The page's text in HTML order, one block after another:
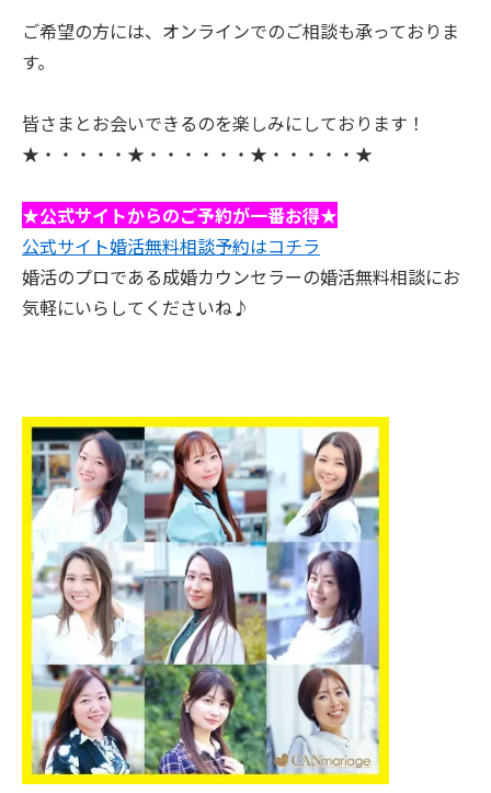
ご希望の方には、オンラインでのご相談も承っておりま
す。
皆さまとお会いできるのを楽しみにしております！
★・・・・・★・・・・・・★・・・・・★
★公式サイトからのご予約が一番お得★
公式サイト婚活無料相談予約はコチラ
婚活のプロである成婚カウンセラーの婚活無料相談にお
気軽にいらしてくださいね♪